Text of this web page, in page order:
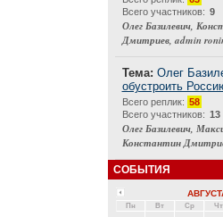
Всего участников: 9
Олег Базилевич,
Дмитриев, admin
Тема: Олег
обустроить
Всего реплик: 58
Всего участников: 13
Олег Базилевич,
Константин
СОБЫТИЯ
Пн Вт Ср Чт